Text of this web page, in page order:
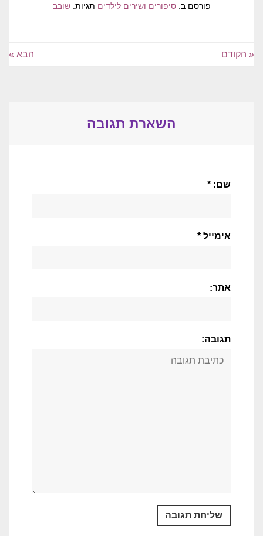
פורסם ב:סיפורים ושירים לילדים תגיות:שובב
« הקודם הבא »
השארת תגובה
שם: *
אימייל *
אתר:
תגובה: